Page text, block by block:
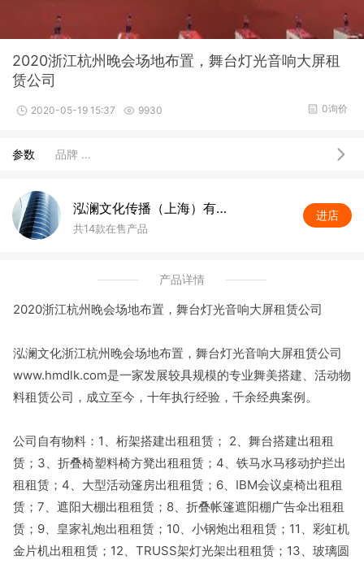
2020浙江杭州晚会场地布置，舞台灯光音响大屏租
赁公司
2020-05-19 15:37 9930 0询价
参数 品牌 …
泓澜文化传播（上海）有限公司
共14款在售产品
进店
产品详情
2020浙江杭州晚会场地布置，舞台灯光音响大屏租赁公司
泓澜文化浙江杭州晚会场地布置，舞台灯光音响大屏租赁公司
www.hmdlk.com是一家发展较具规模的专业舞美搭建、活动物
料租赁公司，成立至今，十年执行经验，千余经典案例。
公司自有物料：1、桁架搭建出租租赁； 2、舞台搭建出租租
赁；3、折叠椅塑料椅方凳出租租赁；4、铁马水马移动护拦出
租租赁；4、大型活动篷房出租租赁；6、IBM会议桌椅出租租
赁；7、遮阳大棚出租租赁；8、折叠帐篷遮阳棚广告伞出租租
赁；9、皇家礼炮出租租赁；10、小钢炮出租租赁；11、彩虹机
金片机出租租赁；12、TRUSS架灯光架出租租赁；13、玻璃圆